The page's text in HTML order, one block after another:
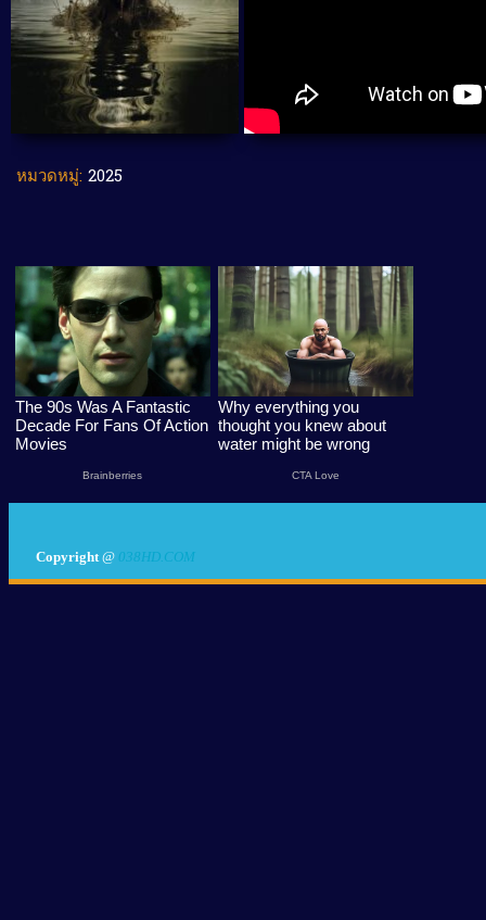
หมวดหมู่: 2025
Copyright@ 038HD.COM